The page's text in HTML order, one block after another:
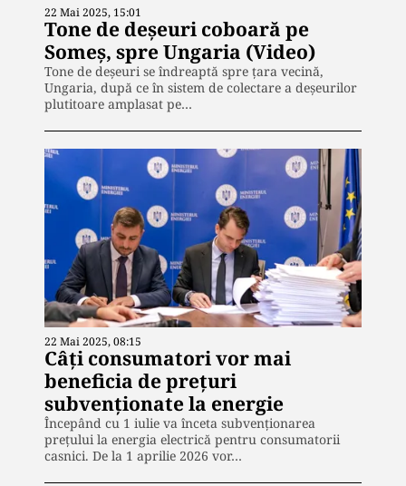
22 Mai 2025, 15:01
Tone de deșeuri coboară pe
Someș, spre Ungaria (Video)
Tone de deșeuri se îndreaptă spre țara vecină,
Ungaria, după ce în sistem de colectare a deșeurilor
plutitoare amplasat pe…
22 Mai 2025, 08:15
Câți consumatori vor mai
beneficia de prețuri
subvenționate la energie
Începând cu 1 iulie va înceta subvenționarea
prețului la energia electrică pentru consumatorii
casnici. De la 1 aprilie 2026 vor…